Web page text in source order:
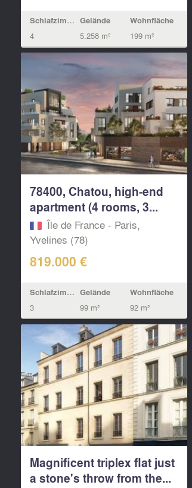
Schlafzimmern
4
Gelände
5.258 m²
Wohnfläche
199 m²
78400, Chatou, high-end
apartment (4 rooms, 3...
Île de France - Paris,
Yvelines (78)
819.000 €
Schlafzimmern
3
Gelände
99 m²
Wohnfläche
92 m²
Magnificent triplex flat just
a stone's throw from the...